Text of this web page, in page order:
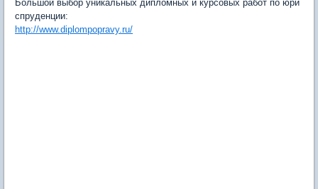
Большой выбор уникальных дипломных и курсовых работ по юри
спруденции:
http://www.diplompopravy.ru/